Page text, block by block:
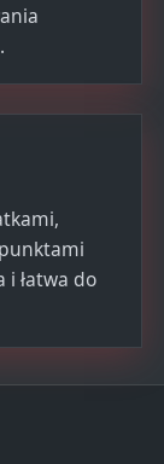
i łatwa do